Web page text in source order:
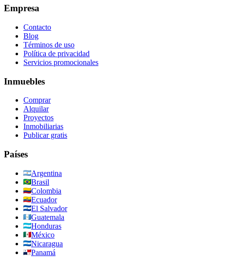
Empresa
Contacto
Blog
Términos de uso
Política de privacidad
Servicios promocionales
Inmuebles
Comprar
Alquilar
Proyectos
Inmobiliarias
Publicar gratis
Países
Argentina
Brasil
Colombia
Ecuador
El Salvador
Guatemala
Honduras
México
Nicaragua
Panamá